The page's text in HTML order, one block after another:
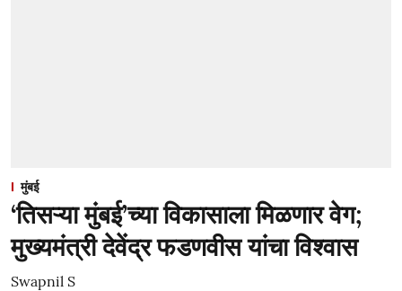
मुंबई
‘तिसऱ्या मुंबई’च्या विकासाला मिळणार वेग;
मुख्यमंत्री देवेंद्र फडणवीस यांचा विश्वास
Swapnil S